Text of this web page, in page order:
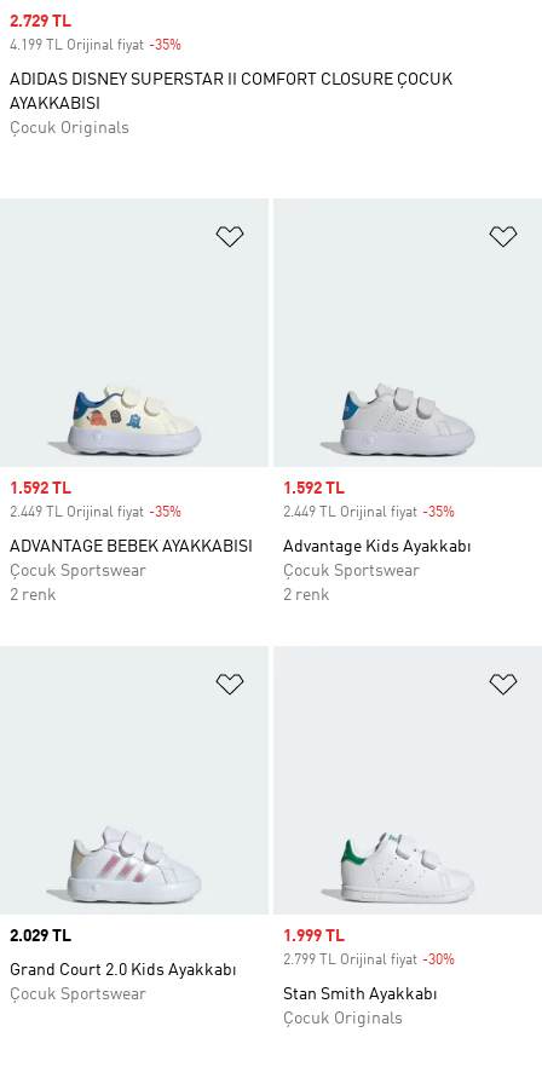
Sale price
1.592 TL
2.449 TL Orijinal fiyat -35%
ADVANTAGE BEBEK AYAKKABISI
Çocuk Sportswear
2 renk
Sale price
1.592 TL
2.449 TL Orijinal fiyat -35%
Advantage Kids Ayakkabı
Çocuk Sportswear
2 renk
Price
2.029 TL
Grand Court 2.0 Kids Ayakkabı
Çocuk Sportswear
Sale price
1.999 TL
2.799 TL Orijinal fiyat -30%
Stan Smith Ayakkabı
Çocuk Originals
Sale price
2.729 TL
4.199 TL Orijinal fiyat -35%
ADIDAS DISNEY SUPERSTAR II COMFORT CLOSURE ÇOCUK
AYAKKABISI
Çocuk Originals